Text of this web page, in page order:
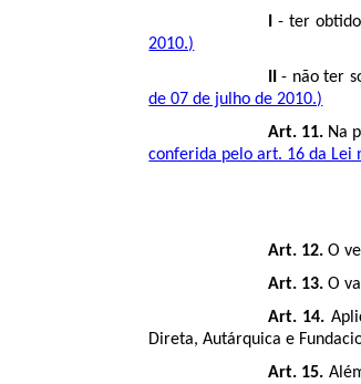
- ter
2010.)
- não ter
de 07 de julho de 2010.)
Art. 11. Na
conferida pelo art. 16 da Lei
Art. 12.O
Art. 13.O
Art. 14.
Direta, Autárquica e
Art. 15.